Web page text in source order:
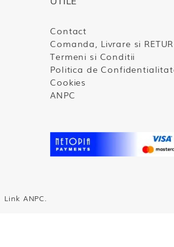
Contact
Comanda, Livrare si RETUR
Termeni si Conditii
Politica de
Cookies
ANPC
Link ANPC.